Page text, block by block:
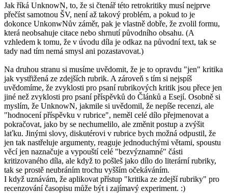
Jak říká UnknowN, to, že si čtenář této retrokritiky musí nejprve
přečíst samotnou ŠV, není až takový problém, a pokud to je
dokonce UnkonwNův záměr, pak je vlastně dobře, že zvolil formu,
která neobsahuje citace nebo shrnutí původního obsahu. (A
vzhledem k tomu, že v úvodu díla je odkaz na původní text, tak se
tady nad tím nemá smysl ani pozastavovat.)
Na druhou stranu si musíme uvědomit, že je to opravdu "jen" kritika
jak vystřižená ze zdejších rubrik. A zároveň s tím si nejspíš
uvědomíme, že zvyklosti pro psaní rubrikových kritik jsou přece jen
jiné než zvyklosti pro psaní příspěvků do Článků a Esejí. Osobně si
myslím, že UnknowN, jakmile si uvědomil, že nepíše recenzi, ale
"hodnocení příspěvku v rubrice", neměl celé dílo přejmenovat a
pokračovat, jako by se nechumelilo, ale změnit postup a zvýšit
laťku. Jinými slovy, diskutérovi v rubrice bych možná odpustil, že
jen tak nastřeluje argumenty, reaguje jednoduchými větami, spoustu
věcí jen naznačuje a vypouští celé "bezvýznamné" části
kritizovaného díla, ale když to pošleš jako dílo do literární rubriky,
tak se prostě neubráním trochu vyšším očekáváním.
I když uznávám, že aplikovat přístup "kritika ze zdejší rubriky" pro
recenzování časopisu může být i zajímavý experiment. :)